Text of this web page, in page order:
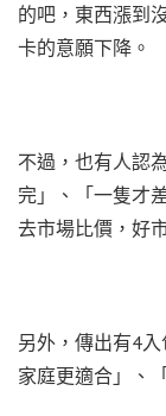
的吧，東西漲到
卡的意願下降。
不過，也有人認
完」、「一隻才
去市場比價，好
另外，傳出有4
家庭更適合」、